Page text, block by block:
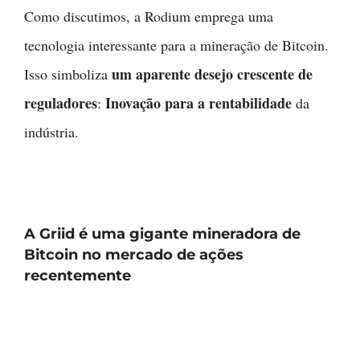
Como discutimos, a Rodium emprega uma
tecnologia interessante para a mineração de Bitcoin.
Isso simboliza um aparente desejo crescente de
reguladores: Inovação para a rentabilidade da
indústria.
A Griid é uma gigante mineradora de
Bitcoin no mercado de ações
recentemente